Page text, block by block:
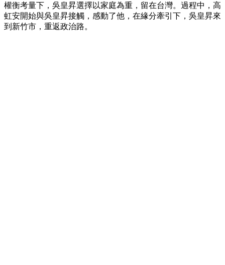
權衡考量下，吳皇昇選擇以家庭為重，留在台灣。過程中，高
虹安開始與吳皇昇接觸，感動了他，在緣分牽引下，吳皇昇來
到新竹市，重返政治路。